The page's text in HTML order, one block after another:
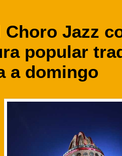
Choro Jazz
popular
a domingo